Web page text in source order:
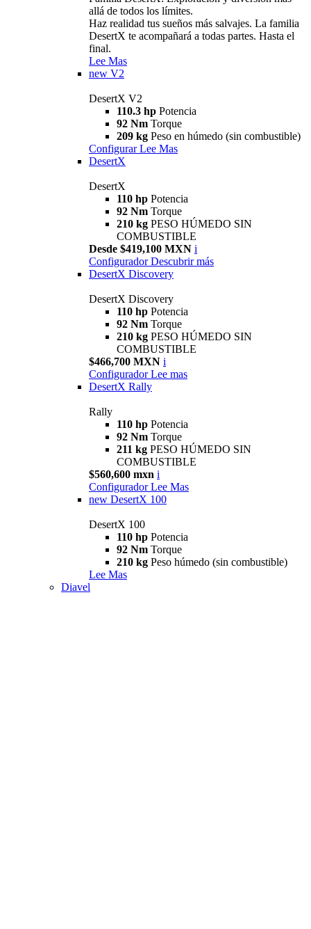
allá de todos los límites.
Haz realidad tus sueños más salvajes. La familia
DesertX te acompañará a todas partes. Hasta el
final.
Lee Mas
new V2
DesertX V2
110.3 hp Potencia
92 Nm Torque
209 kg Peso en húmedo (sin combustible)
Configurar Lee Mas
DesertX
DesertX
110 hp Potencia
92 Nm Torque
210 kg PESO HÚMEDO SIN
COMBUSTIBLE
Desde $419,100 MXN i
Configurador Descubrir más
DesertX Discovery
DesertX Discovery
110 hp Potencia
92 Nm Torque
210 kg PESO HÚMEDO SIN
COMBUSTIBLE
$466,700 MXN i
Configurador Lee mas
DesertX Rally
Rally
110 hp Potencia
92 Nm Torque
211 kg PESO HÚMEDO SIN
COMBUSTIBLE
$560,600 mxn i
Configurador Lee Mas
new DesertX 100
DesertX 100
110 hp Potencia
92 Nm Torque
210 kg Peso húmedo (sin combustible)
Lee Mas
Diavel